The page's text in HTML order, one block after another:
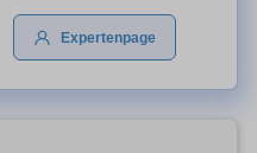
Expertenpage